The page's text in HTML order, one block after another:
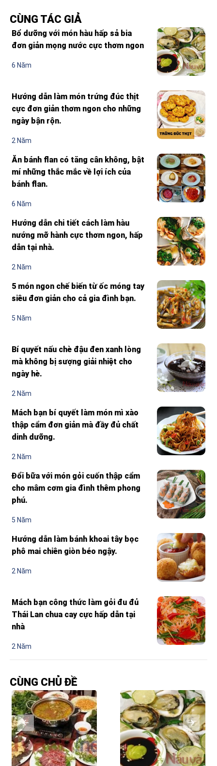
CÙNG TÁC GIẢ
Bổ dưỡng với món hàu hấp sả bia
đơn giản mọng nước cực thơm ngon
6 Năm
Hướng dẫn làm món trứng đúc thịt
cực đơn giản thơm ngon cho những
ngày bận rộn.
2 Năm
Ăn bánh flan có tăng cân không, bật
mí những thắc mắc về lợi ích của
bánh flan.
6 Năm
Hướng dẫn chi tiết cách làm hàu
nướng mỡ hành cực thơm ngon, hấp
dẫn tại nhà.
2 Năm
5 món ngon chế biến từ ốc móng tay
siêu đơn giản cho cả gia đình bạn.
5 Năm
Bí quyết nấu chè đậu đen xanh lòng
mà không bị sượng giải nhiệt cho
ngày hè.
2 Năm
Mách bạn bí quyết làm món mì xào
thập cẩm đơn giản mà đầy đủ chất
dinh dưỡng.
2 Năm
Đổi bữa với món gỏi cuốn thập cẩm
cho mâm cơm gia đình thêm phong
phú.
5 Năm
Hướng dẫn làm bánh khoai tây bọc
phô mai chiên giòn béo ngậy.
2 Năm
Mách bạn công thức làm gỏi đu đủ
Thái Lan chua cay cực hấp dẫn tại
nhà
2 Năm
CÙNG CHỦ ĐỀ